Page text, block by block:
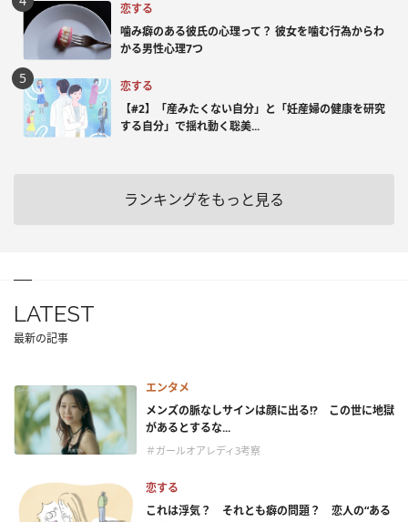
恋する
噛み癖のある彼氏の心理って？ 彼女を噛む行為からわ
かる男性心理7つ
恋する
【#2】「産みたくない自分」と「妊産婦の健康を研究
する自分」で揺れ動く聡美...
ランキングをもっと見る
LATEST
最新の記事
エンタメ
メンズの脈なしサインは顔に出る!? この世に地獄
があるとするな...
＃ガールオアレディ3考察
恋する
これは浮気？ それとも癖の問題？ 恋人の“ある